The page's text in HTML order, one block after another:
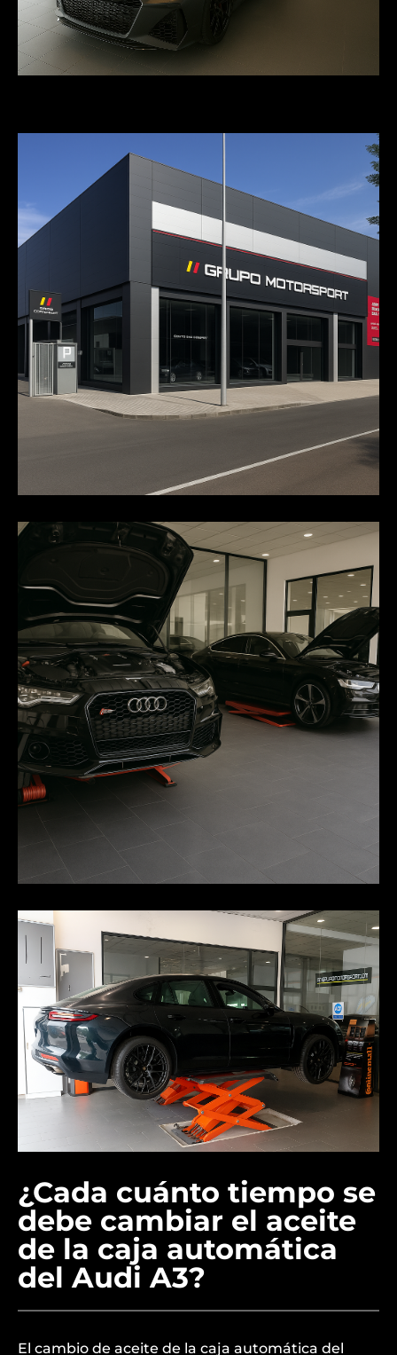
¿Cada cuánto tiempo se
debe cambiar el aceite
de la caja automática
del Audi A3?
El cambio de aceite de la caja automática del